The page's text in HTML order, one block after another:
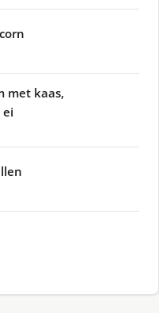
met kaas,